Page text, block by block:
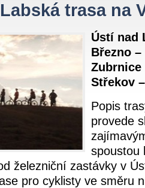
trasa na
Ústí nad
Březno
Zubrnice
Střekov
Popis
provede
spoustou
železniční zastávky v
pro cyklisty ve směru